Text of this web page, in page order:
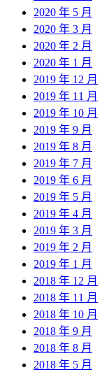
2020 年 5 月
2020 年 3 月
2020 年 2 月
2020 年 1 月
2019 年 12 月
2019 年 11 月
2019 年 10 月
2019 年 9 月
2019 年 8 月
2019 年 7 月
2019 年 6 月
2019 年 5 月
2019 年 4 月
2019 年 3 月
2019 年 2 月
2019 年 1 月
2018 年 12 月
2018 年 11 月
2018 年 10 月
2018 年 9 月
2018 年 8 月
2018 年 5 月